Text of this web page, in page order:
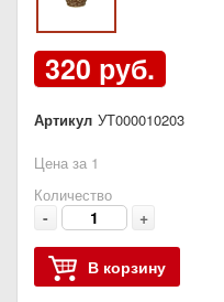
320 руб.
Артикул УТ000010203
Цена за 1
Количество
- +
В корзину